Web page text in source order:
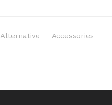
Alternative Accessories